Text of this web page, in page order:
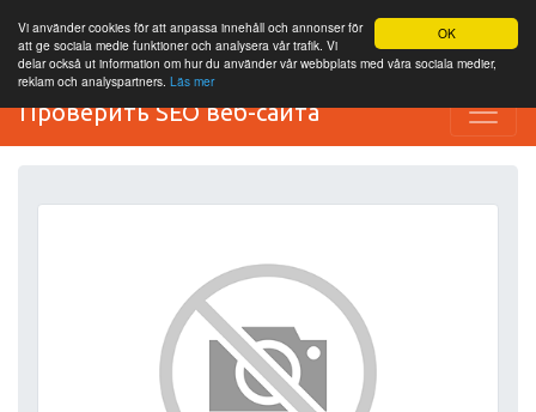
OK
Vi använder cookies för att anpassa innehåll och annonser för
att ge sociala medie funktioner och analysera vår trafik. Vi
delar också ut information om hur du använder vår webbplats med våra sociala medier,
reklam och analyspartners. Läs mer
Проверить SEO веб-сайта